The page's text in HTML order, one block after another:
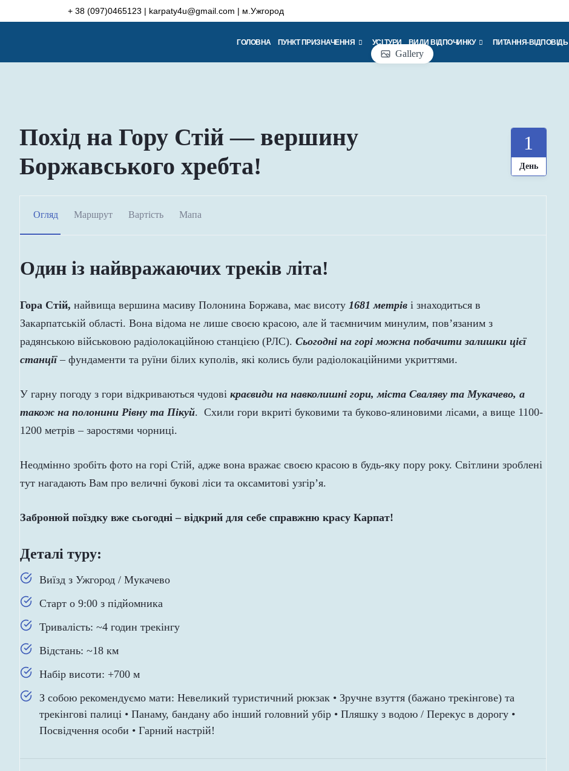
+ 38 (097)0465123 | karpaty4u@gmail.com | м.Ужгород
ГОЛОВНА ПУНКТ ПРИЗНАЧЕННЯ УСІ ТУРИ ВИДИ ВІДПОЧИНКУ ПИТАННЯ-ВІДПОВІДЬ
Gallery
Похід на Гору Стій — вершину
Боржавського хребта!
1
День
Огляд Маршрут Вартість Мапа
Один із найвражаючих треків літа!
Гора Стій, найвища вершина масиву Полонина Боржава, має висоту 1681 метрів і знаходиться в
Закарпатській області. Вона відома не лише своєю красою, але й таємничим минулим, пов’язаним з
радянською військовою радіолокаційною станцією (РЛС). Сьогодні на горі можна побачити залишки цієї
станції – фундаменти та руїни білих куполів, які колись були радіолокаційними укриттями.
У гарну погоду з гори відкриваються чудові краєвиди на навколишні гори, міста Сваляву та Мукачево, а
також на полонини Рівну та Пікуй. Схили гори вкриті буковими та буково-ялиновими лісами, а вище 1100-
1200 метрів – заростями чорниці.
Неодмінно зробіть фото на горі Стій, адже вона вражає своєю красою в будь-яку пору року. Світлини зроблені
тут нагадають Вам про величні букові ліси та оксамитові узгір’я.
Забронюй поїздку вже сьогодні – відкрий для себе справжню красу Карпат!
Деталі туру:
Виїзд з Ужгород / Мукачево
Старт о 9:00 з підйомника
Тривалість: ~4 годин трекінгу
Відстань: ~18 км
Набір висоти: +700 м
З собою рекомендуємо мати: Невеликий туристичний рюкзак • Зручне взуття (бажано трекінгове) та
трекінгові палиці • Панаму, бандану або інший головний убір • Пляшку з водою / Перекус в дорогу •
Посвідчення особи • Гарний настрій!